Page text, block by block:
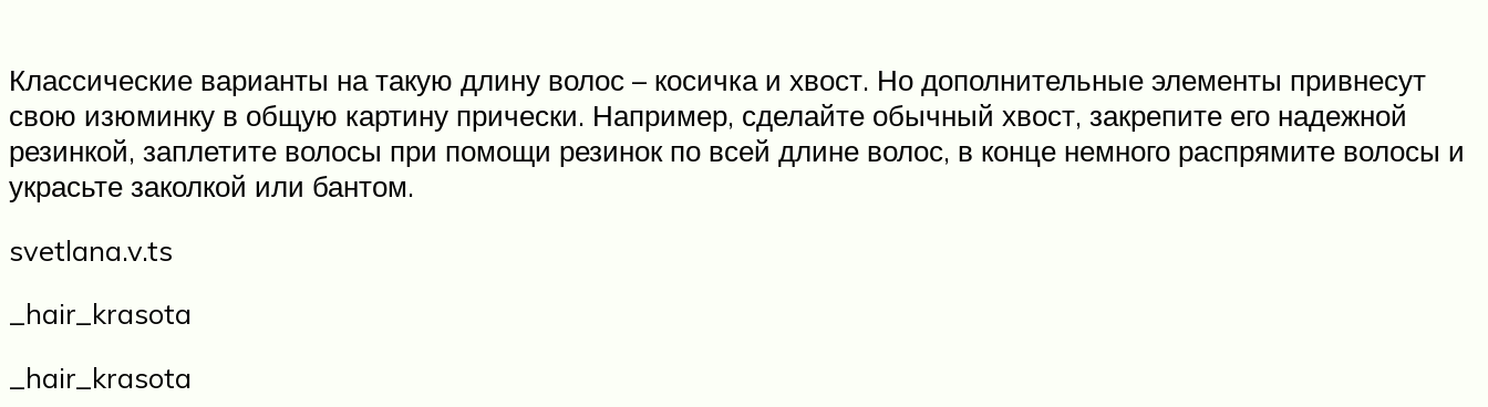
Классические варианты на такую длину волос – косичка и хвост. Но дополнительные элементы привнесут
свою изюминку в общую картину прически. Например, сделайте обычный хвост, закрепите его надежной
резинкой, заплетите волосы при помощи резинок по всей длине волос, в конце немного распрямите волосы и
украсьте заколкой или бантом.
svetlana.v.ts
_hair_krasota
_hair_krasota